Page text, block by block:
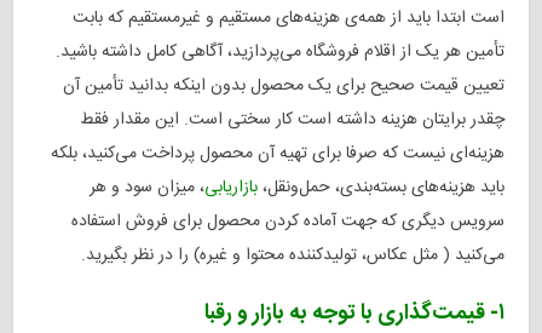
است ابتدا باید از همه‌ی هزینه‌های مستقیم و غیرمستقیم که بابت
تأمین هر یک از اقلام فروشگاه می‌پردازید، آگاهی کامل داشته باشید.
تعیین قیمت صحیح برای یک محصول بدون اینکه بدانید تأمین آن
چقدر برایتان هزینه داشته است کار سختی است. این مقدار فقط
هزینه‌ای نیست که صرفا برای تهیه آن محصول پرداخت می‌کنید، بلکه
باید هزینه‌های بسته‌بندی، حمل‌ونقل،بازاریابی، میزان سود و هر
سرویس دیگری که جهت آماده کردن محصول برای فروش استفاده
می‌کنید ( مثل عکاس، تولیدکننده محتوا و غیره) را در نظر بگیرید.
۱- قیمت‌گذاری با توجه به بازار و رقبا